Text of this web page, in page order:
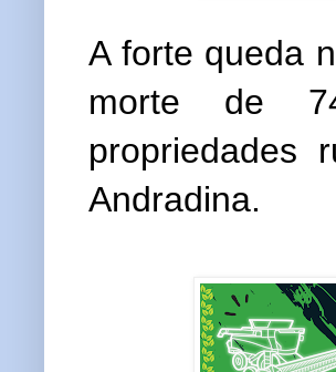
A forte queda
morte de
propriedades
Andradina.